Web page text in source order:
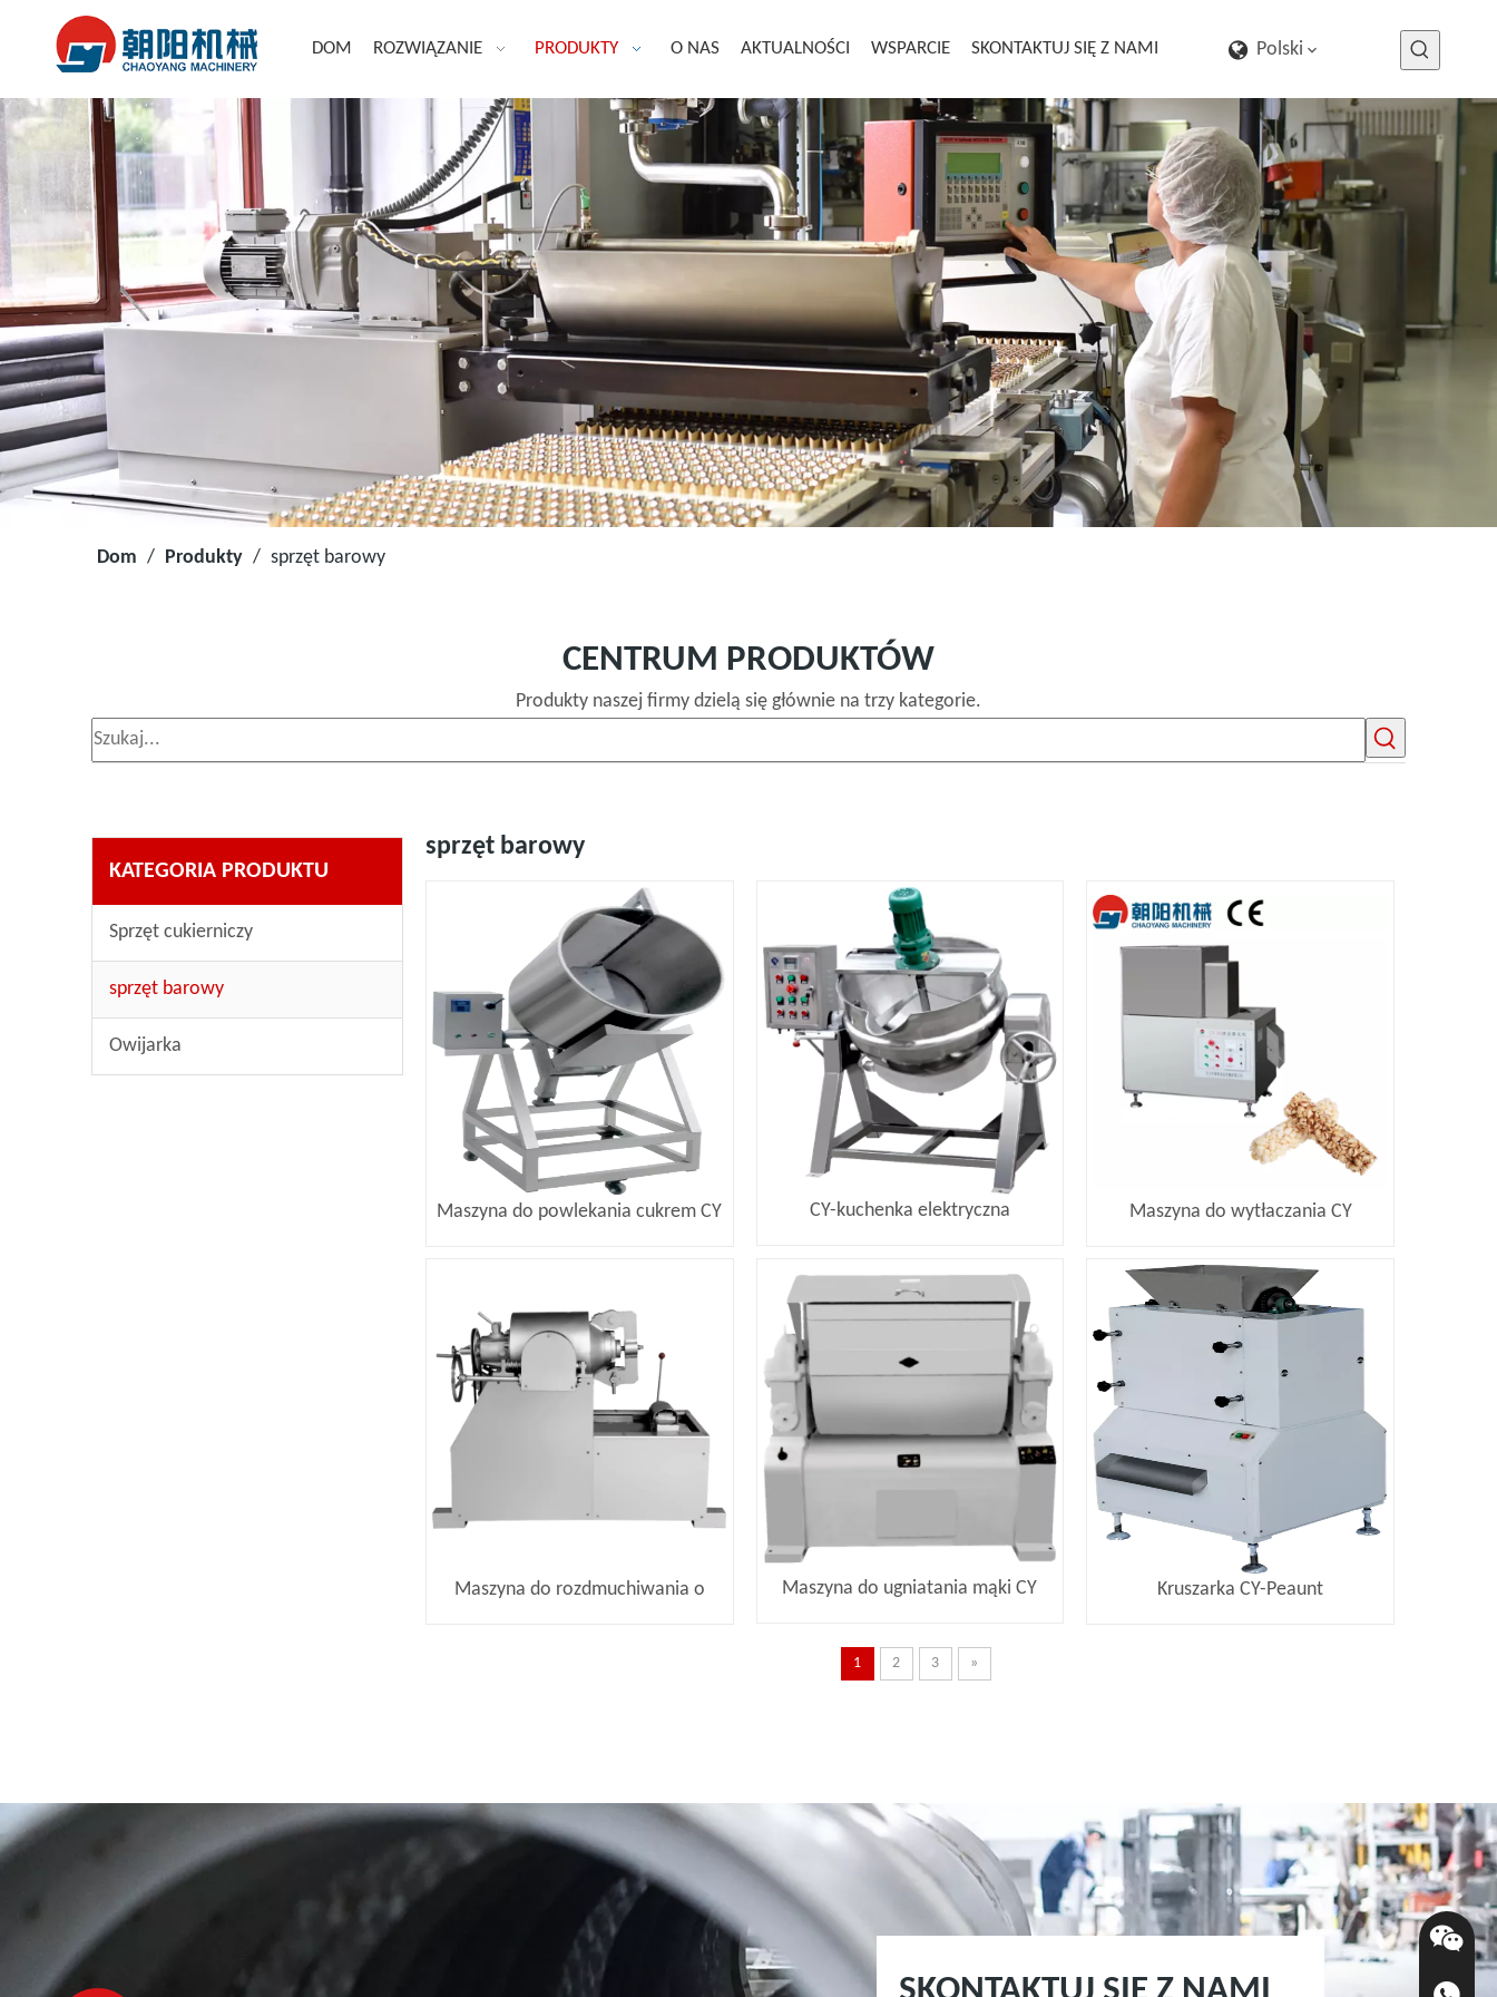
DOM ROZWIĄZANIE PRODUKTY O NAS AKTUALNOŚCI WSPARCIE SKONTAKTUJ SIĘ Z NAMI Polski
Dom / Produkty / sprzęt barowy
CENTRUM PRODUKTÓW
Produkty naszej firmy dzielą się głównie na trzy kategorie.
KATEGORIA PRODUKTU
Sprzęt cukierniczy
sprzęt barowy
Owijarka
sprzęt barowy
Maszyna do powlekania cukrem CY CY-kuchenka elektryczna Maszyna do wytłaczania CY
Maszyna do rozdmuchiwania o
Maszyna do ugniatania mąki CY Kruszarka CY-Peaunt
1 2 3 »